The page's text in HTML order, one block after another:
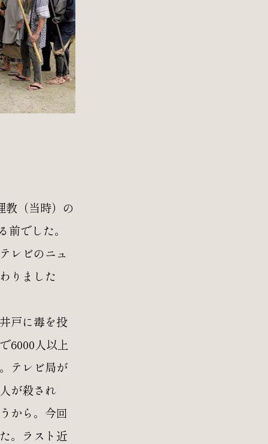
教（当時）の
でした。
レビのニュ
りました
戸に毒を投
6000人以上
テレビ局が
が殺され
から。今回
。ラスト近